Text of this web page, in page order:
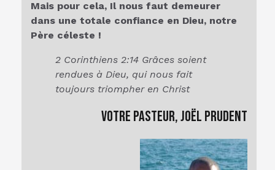
Mais pour cela, Il nous faut demeurer
dans une totale confiance en Dieu, notre
Père céleste !
2 Corinthiens 2:14 Grâces soient
rendues à Dieu, qui nous fait
toujours triompher en Christ
Votre Pasteur, Joël Prudent